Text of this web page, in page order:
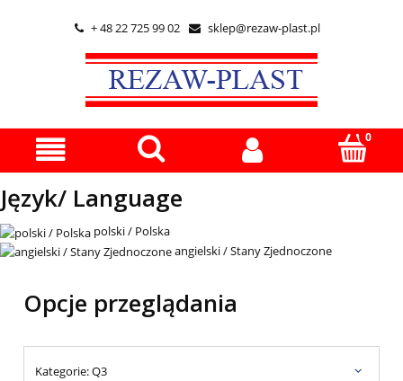
 + 48 22 725 99 02  sklep@rezaw-plast.pl
Język/ Language
polski / Polska
angielski / Stany Zjednoczone
Opcje przeglądania
Kategorie: Q3